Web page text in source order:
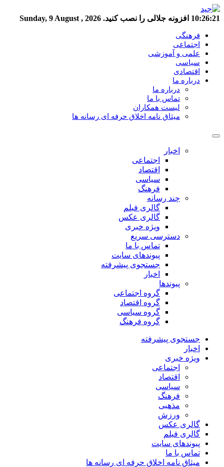
10:26:22 افزونه جلالی را نصب کنید. Sunday, 9 August , 2026
فرهنگی
اجتماعی
علمی و آموزشی
سیاسی
اقتصادی
درباره ما
درباره ما
تماس با ما
لیست همکاران
میثاق نامه اخلاق حرفه ای رسانه ها
اخبار
اجتماعی
اقتصاد
سیاسی
فرهنگ
چند رسانه
گالری فیلم
گالری عکس
ویژه خبری
دسترسی سریع
تماس با ما
پیوندهای سایت
جستجوی پیشرفته
اخبار
پیوندها
گروه اجتماعی
گروه اقتصاد
گروه سیاسی
گروه فرهنگ
جستجوی پیشرفته
اخبار
ویژه خبری
اجتماعی
اقتصاد
سیاسی
فرهنگ
مذهبی
ورزش
گالری عکس
گالری فیلم
پیوندهای سایت
تماس با ما
میثاق نامه اخلاق حرفه ای رسانه ها